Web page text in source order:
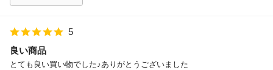
5
良い商品
とても良い買い物でした♪ありがとうございました